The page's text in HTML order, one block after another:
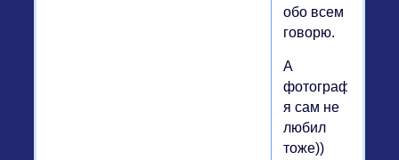
обо всем
говорю.
А
я сам не
любил
тоже))